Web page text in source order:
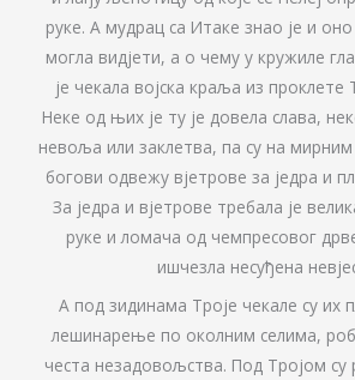
руке. А мудрац са Итаке знао је и
могла видјети, а о чему у кружиле
је чекала војска краља из проклете
Неке од њих је ту је довела слава,
невоља или заклетва, па су на
богови одвежу вјетрове за једра и
За једра и вјетрове требала је
руке и ломача од чемпресовог
ишчезла несуђена
А под зидинама Троје чекале су их
лешинарење по околним селима,
честа незадовољства. Под Тројом